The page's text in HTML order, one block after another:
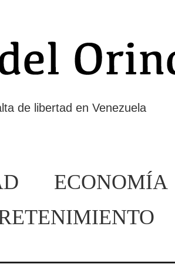
de libertad en Venezuela
ECONOMÍA